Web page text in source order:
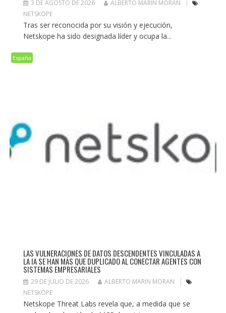
3 DE AGOSTO DE 2026
ALBERTO MARIN MORAN
NETSKOPE
Tras ser reconocida por su visión y ejecución,
Netskope ha sido designada líder y ocupa la...
España
LAS VULNERACIONES DE DATOS DESCENDENTES VINCULADAS A
LA IA SE HAN MÁS QUE DUPLICADO AL CONECTAR AGENTES CON
SISTEMAS EMPRESARIALES
29 DE JULIO DE 2026
ALBERTO MARIN MORAN
NETSKOPE
Netskope Threat Labs revela que, a medida que se